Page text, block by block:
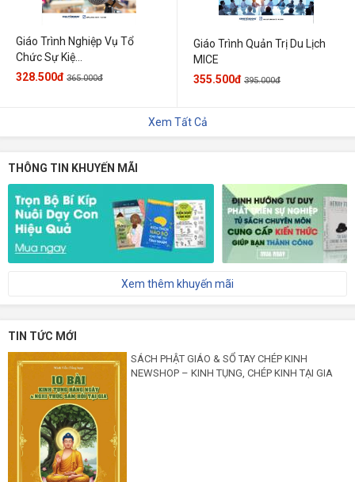
Giáo Trình Nghiệp Vụ Tổ
Chức Sự Kiệ...
328.500đ 365.000đ
Giáo Trình Quản Trị Du Lịch
MICE
355.500đ 395.000đ
Xem Tất Cả
THÔNG TIN KHUYẾN MÃI
Xem thêm khuyến mãi
TIN TỨC MỚI
SÁCH PHẬT GIÁO & SỔ TAY CHÉP KINH
NEWSHOP – KINH TỤNG, CHÉP KINH TẠI GIA